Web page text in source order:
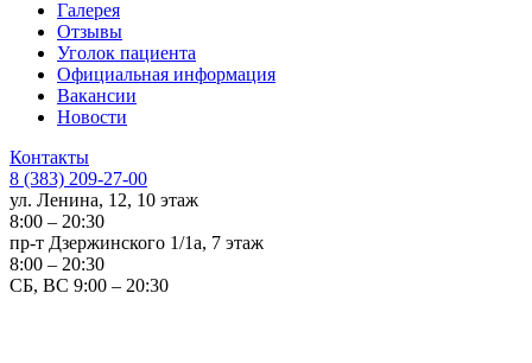
Галерея
Отзывы
Уголок пациента
Официальная информация
Вакансии
Новости
Контакты
8 (383) 209-27-00
ул. Ленина, 12, 10 этаж
8:00 – 20:30
пр-т Дзержинского 1/1а, 7 этаж
8:00 – 20:30
СБ, ВС 9:00 – 20:30